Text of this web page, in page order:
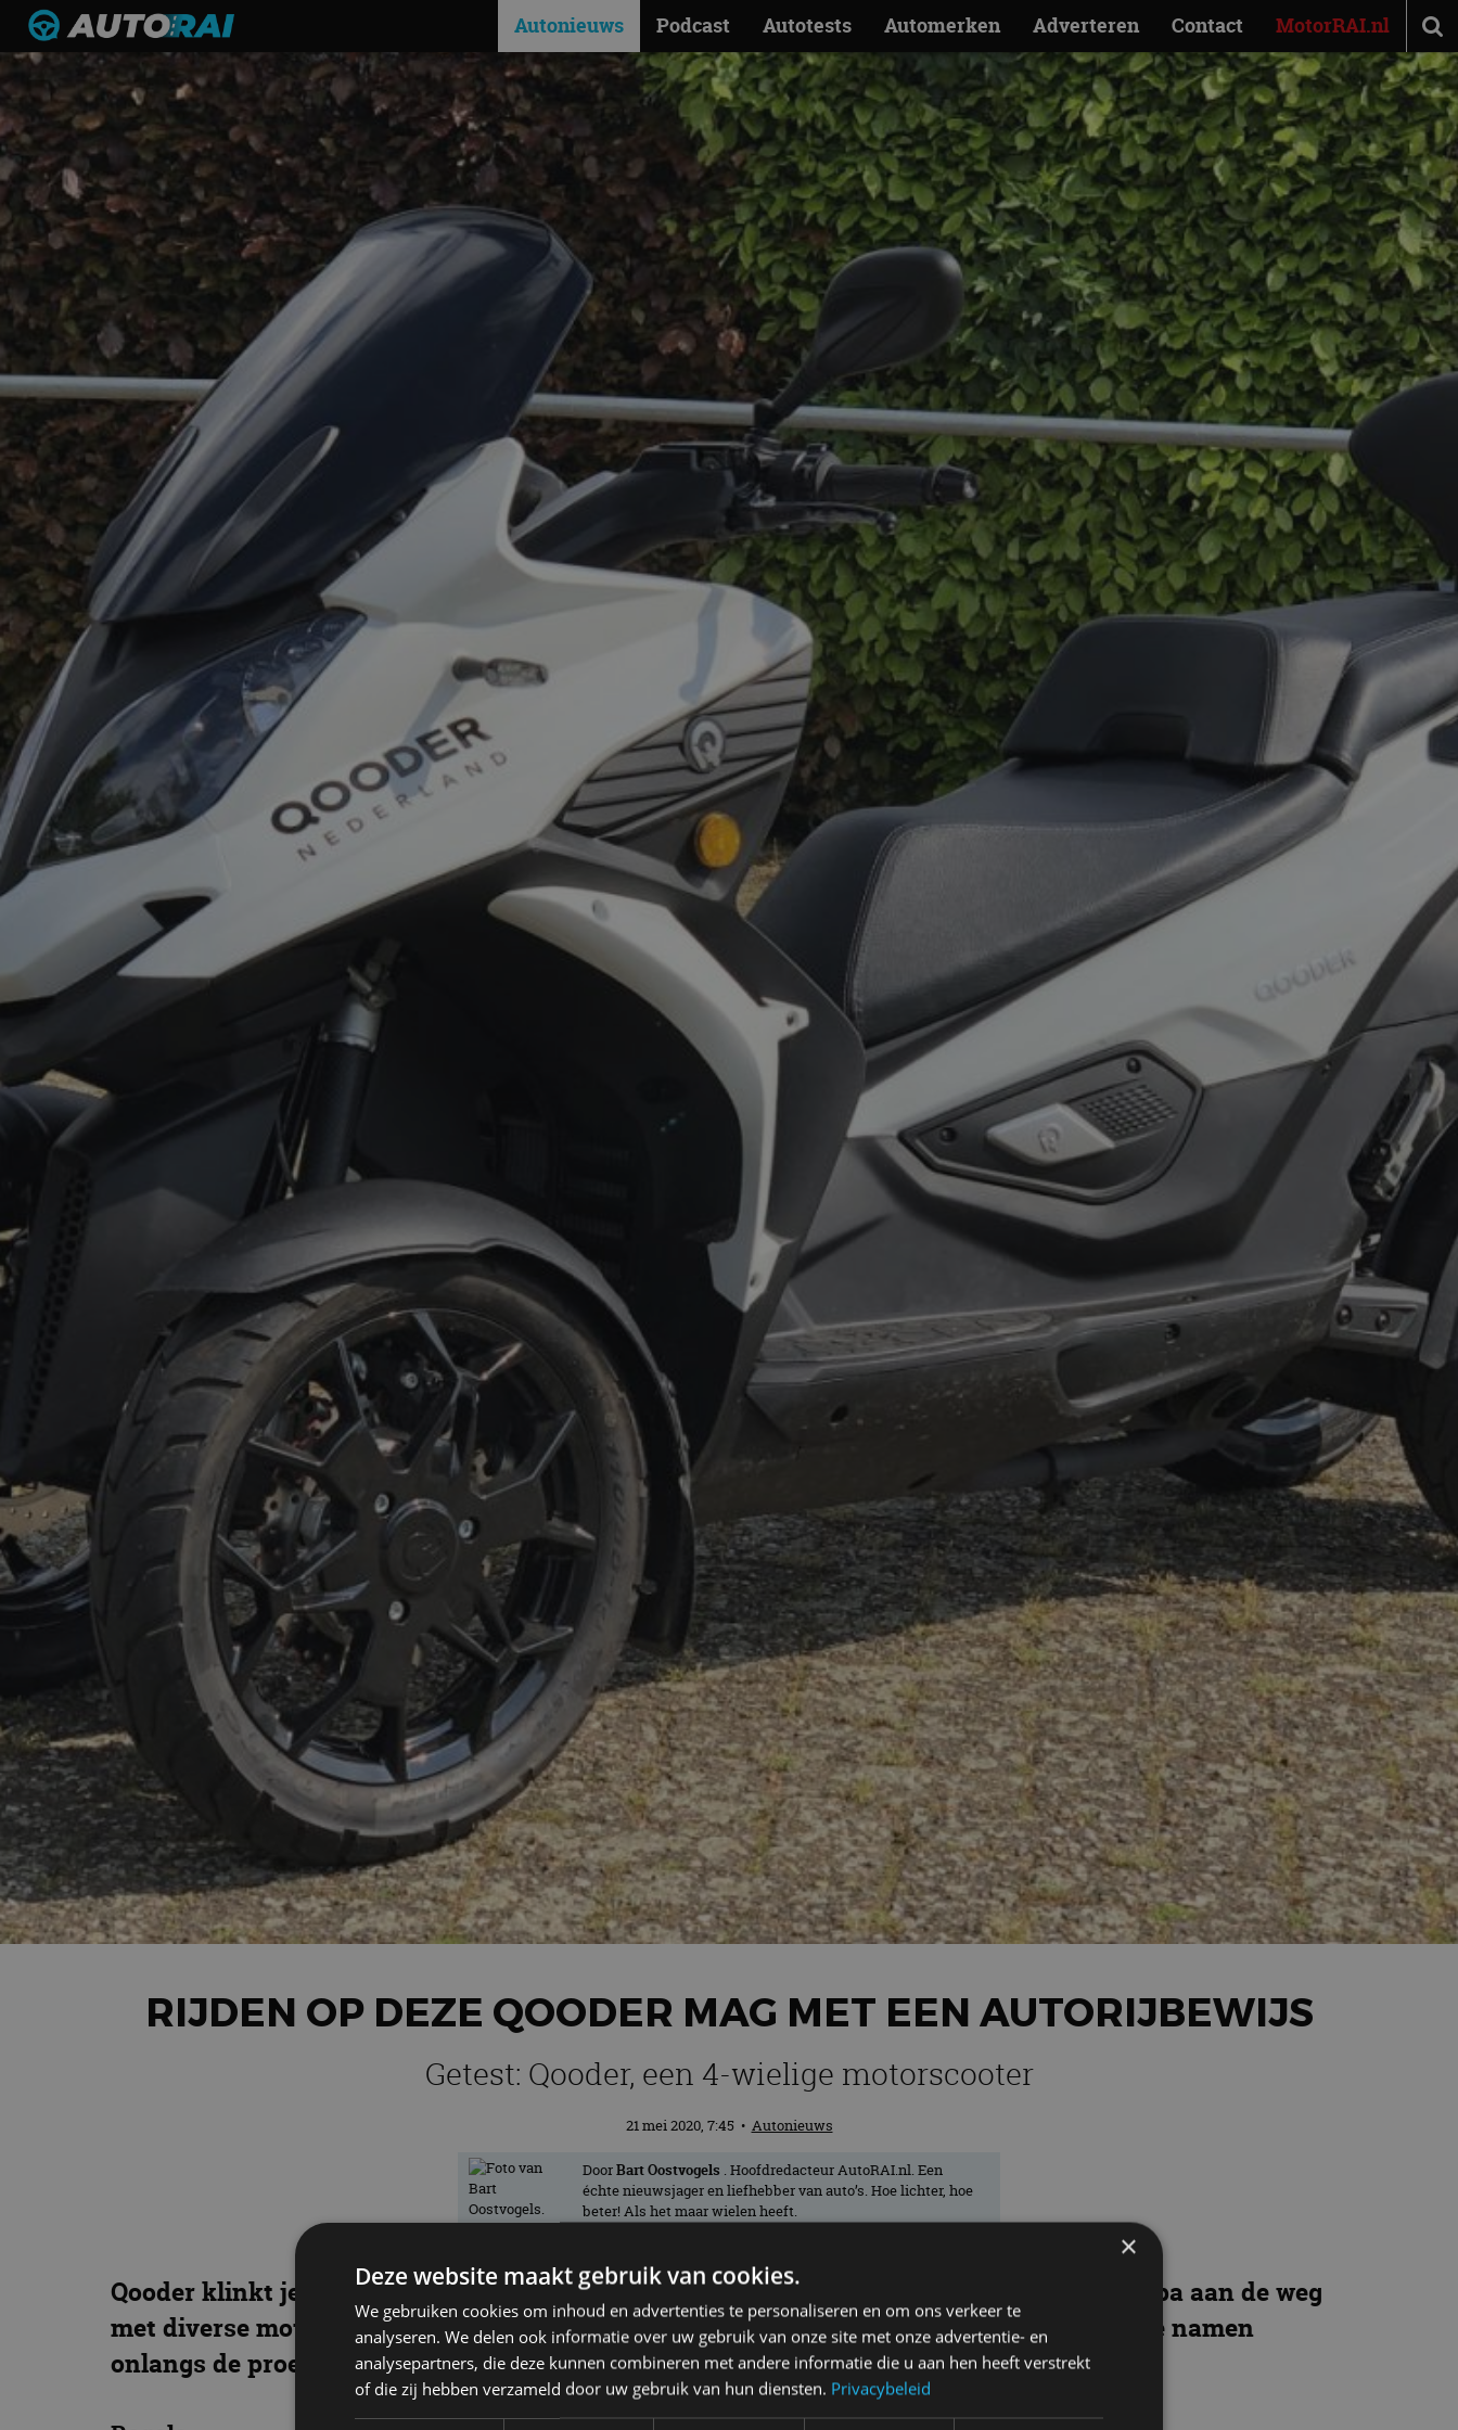
Autonieuws Podcast Autotests Automerken Adverteren Contact MotorRAI.nl
RIJDEN OP DEZE QOODER MAG MET EEN AUTORIJBEWIJS
Getest: Qooder, een 4-wielige motorscooter
21 mei 2020, 7:45 • Autonieuws
DoorBart Oostvogels . Hoofdredacteur AutoRAI.nl. Een
échte nieuwsjager en liefhebber van auto’s. Hoe lichter, hoe
beter! Als het maar wielen heeft.
Qooder klinkt je vast nieuw in de oren. Dit Zwitserse motorscootermerk timmert in Europa aan de weg
met diverse motorscooters waar ook bezitters met een autorijbewijs op mogen rijden. We namen
onlangs de proef op de som met deze Qooder, een 4-wielige motorscooter.
×
Deze website maakt gebruik van cookies.
We gebruiken cookies om inhoud en advertenties te personaliseren en om ons verkeer te
analyseren. We delen ook informatie over uw gebruik van onze site met onze advertentie- en
analysepartners, die deze kunnen combineren met andere informatie die u aan hen heeft verstrekt
of die zij hebben verzameld door uw gebruik van hun diensten. Privacybeleid